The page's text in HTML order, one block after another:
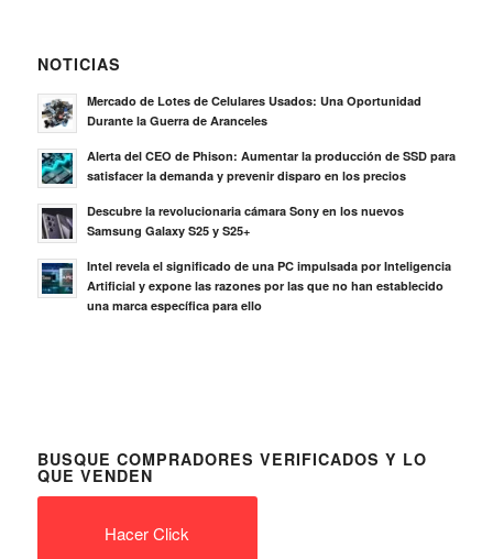
NOTICIAS
Mercado de Lotes de Celulares Usados: Una Oportunidad
Durante la Guerra de Aranceles
Alerta del CEO de Phison: Aumentar la producción de SSD para
satisfacer la demanda y prevenir disparo en los precios
Descubre la revolucionaria cámara Sony en los nuevos
Samsung Galaxy S25 y S25+
Intel revela el significado de una PC impulsada por Inteligencia
Artificial y expone las razones por las que no han establecido
una marca específica para ello
BUSQUE COMPRADORES VERIFICADOS Y LO
QUE VENDEN
Hacer Click